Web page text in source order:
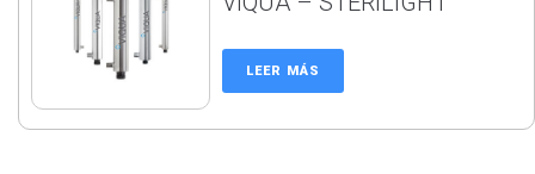
LEER MÁS